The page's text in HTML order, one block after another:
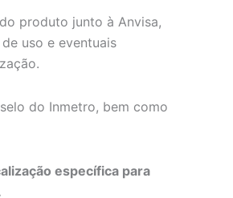
produto junto à Anvisa,
uso e eventuais
do Inmetro, bem como
específica para